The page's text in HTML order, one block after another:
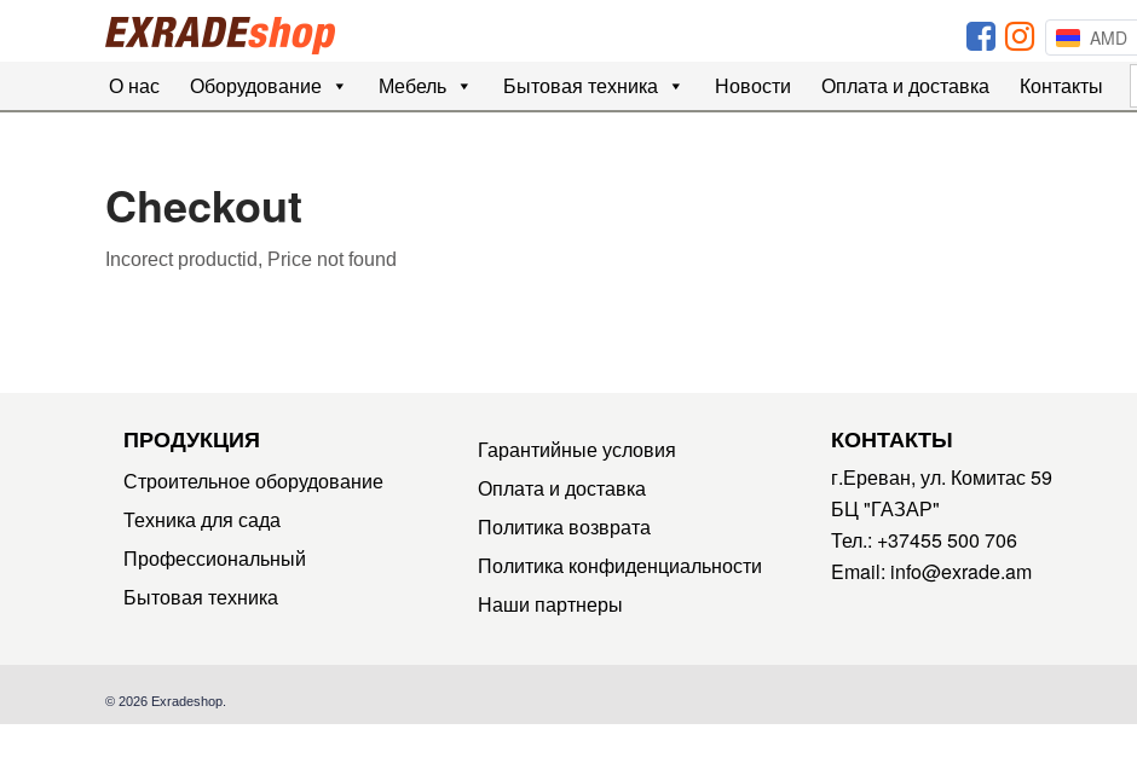
AMD
О нас Оборудование Мебель Бытовая техника Новости Оплата и доставка Контакты
Checkout
Incorect productid, Price not found
ПРОДУКЦИЯ
Строительное оборудование
Техника для сада
Профессиональный
Бытовая техника
Гарантийные условия
Оплата и доставка
Политика возврата
Политика конфиденциальности
Наши партнеры
КОНТАКТЫ
г.Ереван, ул. Комитас 59
БЦ "ГАЗАР"
Тел.: +37455 500 706
Email: info@exrade.am
© 2026 Exradeshop.